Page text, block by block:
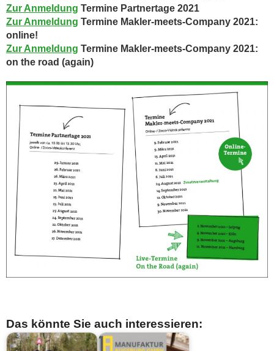
Zur Anmeldung Termine Partnertage 2021
Zur Anmeldung Termine Makler-meets-Company 2021:
online!
Zur Anmeldung Termine Makler-meets-Company 2021:
on the road (again)
Das könnte Sie auch interessieren: